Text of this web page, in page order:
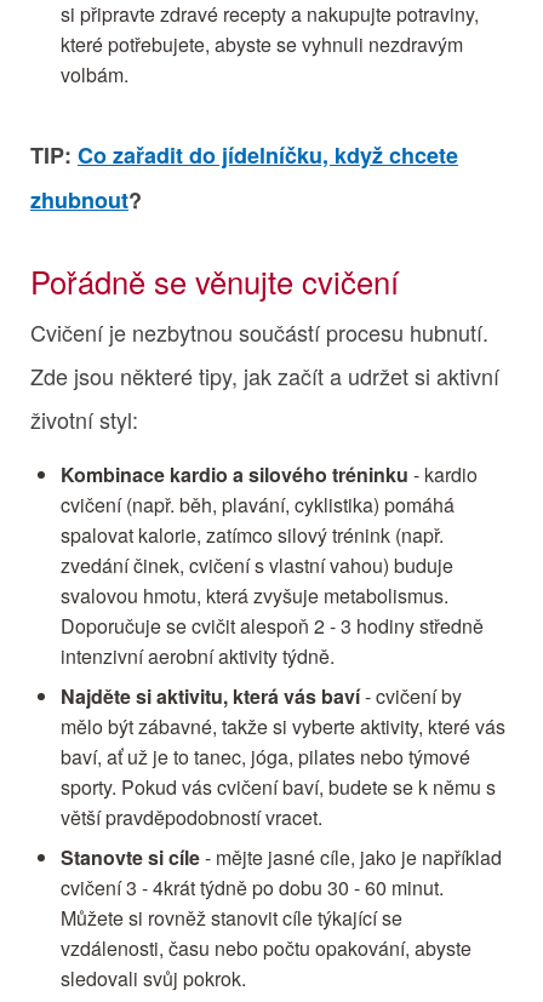
si připravte zdravé recepty a nakupujte potraviny,
které potřebujete, abyste se vyhnuli nezdravým
volbám.
TIP: Co zařadit do jídelníčku, když chcete
zhubnout?
Pořádně se věnujte cvičení
Cvičení je nezbytnou součástí procesu hubnutí.
Zde jsou některé tipy, jak začít a udržet si aktivní
životní styl:
Kombinace kardio a silového tréninku - kardio
cvičení (např. běh, plavání, cyklistika) pomáhá
spalovat kalorie, zatímco silový trénink (např.
zvedání činek, cvičení s vlastní vahou) buduje
svalovou hmotu, která zvyšuje metabolismus.
Doporučuje se cvičit alespoň 2 - 3 hodiny středně
intenzivní aerobní aktivity týdně.
Najděte si aktivitu, která vás baví- cvičení by
mělo být zábavné, takže si vyberte aktivity, které vás
baví, ať už je to tanec, jóga, pilates nebo týmové
sporty. Pokud vás cvičení baví, budete se k němu s
větší pravděpodobností vracet.
Stanovte si cíle- mějte jasné cíle, jako je například
cvičení 3 - 4krát týdně po dobu 30 - 60 minut.
Můžete si rovněž stanovit cíle týkající se
vzdálenosti, času nebo počtu opakování, abyste
sledovali svůj pokrok.